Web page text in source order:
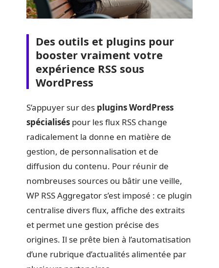
Des outils et plugins pour
booster vraiment votre
expérience RSS sous
WordPress
S’appuyer sur des plugins WordPress
spécialisés pour les flux RSS change
radicalement la donne en matière de
gestion, de personnalisation et de
diffusion du contenu. Pour réunir de
nombreuses sources ou bâtir une veille,
WP RSS Aggregator s’est imposé : ce plugin
centralise divers flux, affiche des extraits
et permet une gestion précise des
origines. Il se prête bien à l’automatisation
d’une rubrique d’actualités alimentée par